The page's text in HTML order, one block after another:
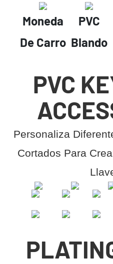
Moneda
De Carro
PVC
Blando
PVC
Personaliza
Cortados Para